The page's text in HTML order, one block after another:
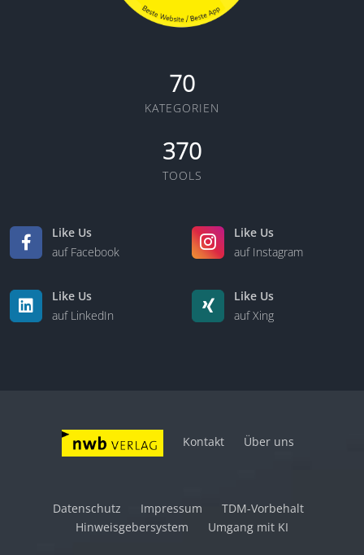
70
KATEGORIEN
370
TOOLS
Like Us
auf Facebook
Like Us
auf Instagram
Like Us
auf LinkedIn
Like Us
auf Xing
Kontakt Über uns
Datenschutz Impressum
TDM-Vorbehalt
Hinweisgebersystem
Umgang mit KI